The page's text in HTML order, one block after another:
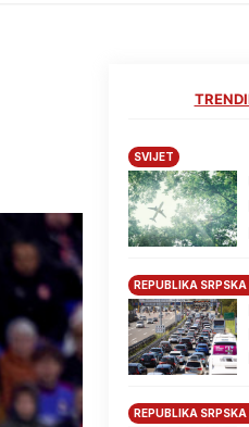
SVIJET
REPUBLIKA SRPSKA
REPUBLIKA SRPSKA